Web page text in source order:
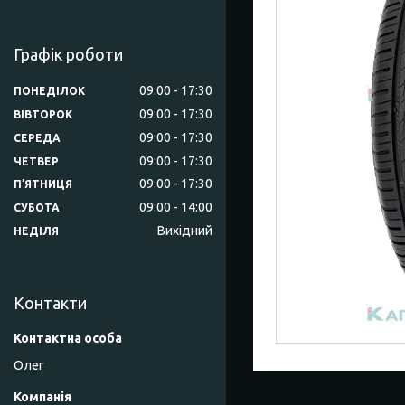
Графік роботи
ПОНЕДІЛОК 09:00 17:30
ВІВТОРОК 09:00 17:30
СЕРЕДА 09:00 17:30
ЧЕТВЕР 09:00 17:30
ПʼЯТНИЦЯ 09:00 17:30
СУБОТА 09:00 14:00
НЕДІЛЯ Вихідний
Контакти
Олег